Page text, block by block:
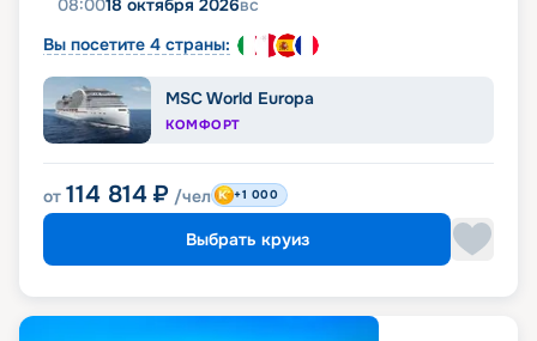
08:0018 октября 2026вс
Вы посетите 4 страны:
MSC World Europa
КОМФОРТ
от 114 814 ₽ /чел +1 000
Выбрать круиз